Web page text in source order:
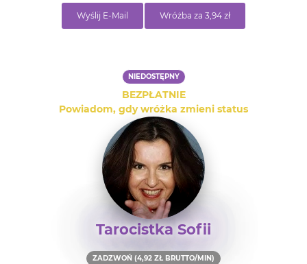
Wyślij E-Mail Wróżba za 3,94 zł
NIEDOSTĘPNY
BEZPŁATNIE
Powiadom, gdy wróżka zmieni status
Tarocistka Sofii
ZADZWOŃ (4,92 ZŁ BRUTTO/MIN)